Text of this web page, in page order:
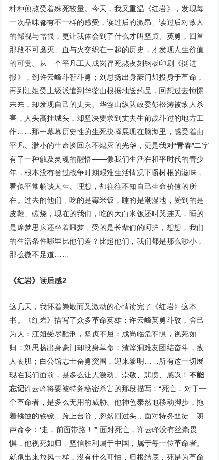
种种煎熬受着殊死较量。今天，我又重温《红岩》，发现每
一次品味都有不一样的感受，读过后的激昂、读过后对敌人
的鄙视与憎恨，更让我体会到了什么才叫坚贞、英勇，回首
那段不可磨灭、血与火交织在一起的历史，才发现人生价值
的可贵。从一个平凡工人成岗冒死熬夜刻钢板印刷《挺进
报》，到许云峰斗智斗勇；刘思扬出身豪门却投身于革命，
再到江姐受上级派遣到华蓥山根据地送药品，回想过去憧憬
未来，却发现自己的丈夫、华蓥山纵队政委彭松涛被敌人杀
害，人头高挂城头，却坚决要求到丈夫生前战斗过的地方工
作……那一幕幕历史性的生死抉择展现在脑海里，感受着由
平凡、渺小的生命换回永不熄灭的光华，更是我对“青春”二字
有了一种触及灵魂的醒悟——像我们生活在和平时代的青少
年，根本没有尝过战争时期艰难生活情况下嚼树根的滋味，
看似平常畅谈人生、理想，却往往不知自己生命价值的所
在。过去的他们，吃的是霉米饭，睡的是潮湿地，受到的是
皮鞭、碳烧，现在的我们，吃的大白米饭还叫哭连天，睡的
是席梦思床还坐着噩梦，受的是长辈们的呵护，想想，我们
的生活条件哪里比他们差？比起他们，我们都是那么渺小，
那么微不足道……
《红岩》读后感2
这几天，我怀着崇敬而又激动的心情读完了《红岩》这本
书。《红岩》描写了众多革命英雄：许云峰英勇斗敌，舍己
为人；江姐受尽酷刑，坚贞不屈；成岗临危不惧，视死如
归；刘思扬出身豪门却投身革命；渣滓洞难友团结奋斗，敌
人丧胆；白公馆志士奋勇突围，迎来黎明……所有这一切展
现在我们面前，是多么让人激动、崇敬、悲愤、感叹！ 不能
忘记许云峰将要被特务秘密杀害的那段描写：“死亡，对于一
个革命者，是多么无用的威胁。他神色泰然地移动脚步，拖
着锈蚀的铁镣，跨上台阶，忽然回过头，面对特务匪徒，朗
声命令：‘走，前面带路！’” 面对死亡，许云峰没有丝毫畏
惧，他视死如归，坚信胜利属于中国，属于每一位革命者。
就像出来放风一样，没有什么可怕，归根结底，死是为革命